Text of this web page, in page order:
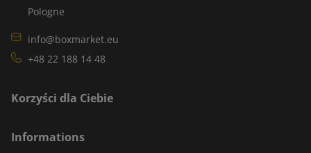
Pologne
info@boxmarket.eu
+48 22 188 14 48
Korzyści dla Ciebie
Informations